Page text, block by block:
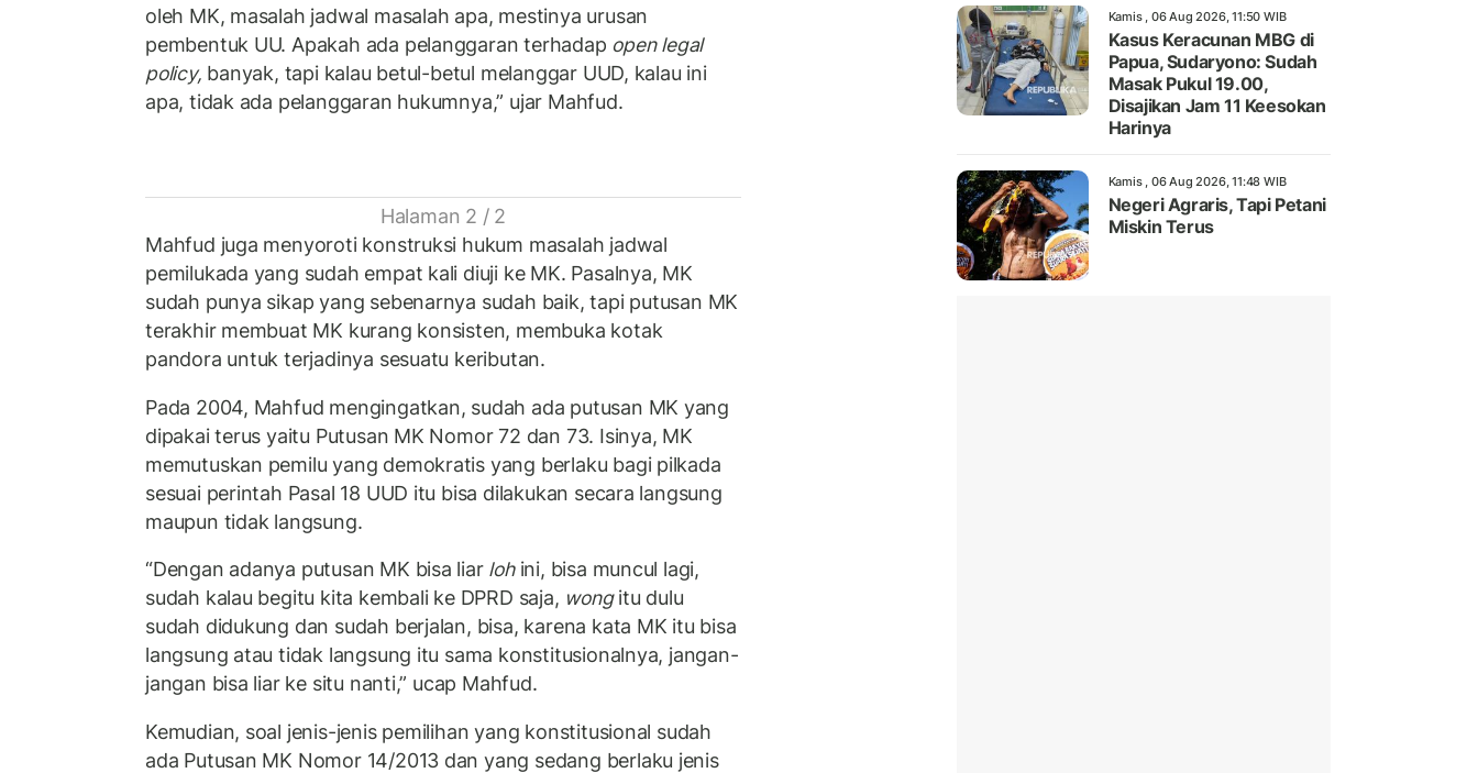
oleh MK, masalah jadwal masalah apa, mestinya urusan
pembentuk UU. Apakah ada pelanggaran terhadap open legal
policy, banyak, tapi kalau betul-betul melanggar UUD, kalau ini
apa, tidak ada pelanggaran hukumnya,” ujar Mahfud.
Halaman 2 / 2
Mahfud juga menyoroti konstruksi hukum masalah jadwal
pemilukada yang sudah empat kali diuji ke MK. Pasalnya, MK
sudah punya sikap yang sebenarnya sudah baik, tapi putusan MK
terakhir membuat MK kurang konsisten, membuka kotak
pandora untuk terjadinya sesuatu keributan.
Pada 2004, Mahfud mengingatkan, sudah ada putusan MK yang
dipakai terus yaitu Putusan MK Nomor 72 dan 73. Isinya, MK
memutuskan pemilu yang demokratis yang berlaku bagi pilkada
sesuai perintah Pasal 18 UUD itu bisa dilakukan secara langsung
maupun tidak langsung.
“Dengan adanya putusan MK bisa liar lohini, bisa muncul lagi,
sudah kalau begitu kita kembali ke DPRD saja, wongitu dulu
sudah didukung dan sudah berjalan, bisa, karena kata MK itu bisa
langsung atau tidak langsung itu sama konstitusionalnya, jangan-
jangan bisa liar ke situ nanti,” ucap Mahfud.
Kemudian, soal jenis-jenis pemilihan yang konstitusional sudah
ada Putusan MK Nomor 14/2013 dan yang sedang berlaku jenis
Kamis , 06 Aug 2026, 11:50 WIB
Kasus Keracunan MBG di
Papua, Sudaryono: Sudah
Masak Pukul 19.00,
Disajikan Jam 11 Keesokan
Harinya
Kamis , 06 Aug 2026, 11:48 WIB
Negeri Agraris, Tapi Petani
Miskin Terus